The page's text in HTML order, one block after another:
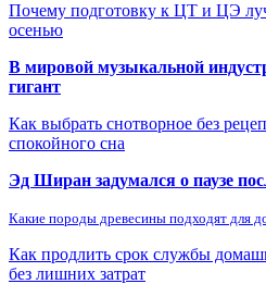
Почему подготовку к ЦТ и ЦЭ
осенью
В мировой музыкальной
гигант
Как выбрать снотворное без
спокойного сна
Эд Ширан задумался о паузе
Какие породы древесины подходят для
Как продлить срок службы
без лишних затрат